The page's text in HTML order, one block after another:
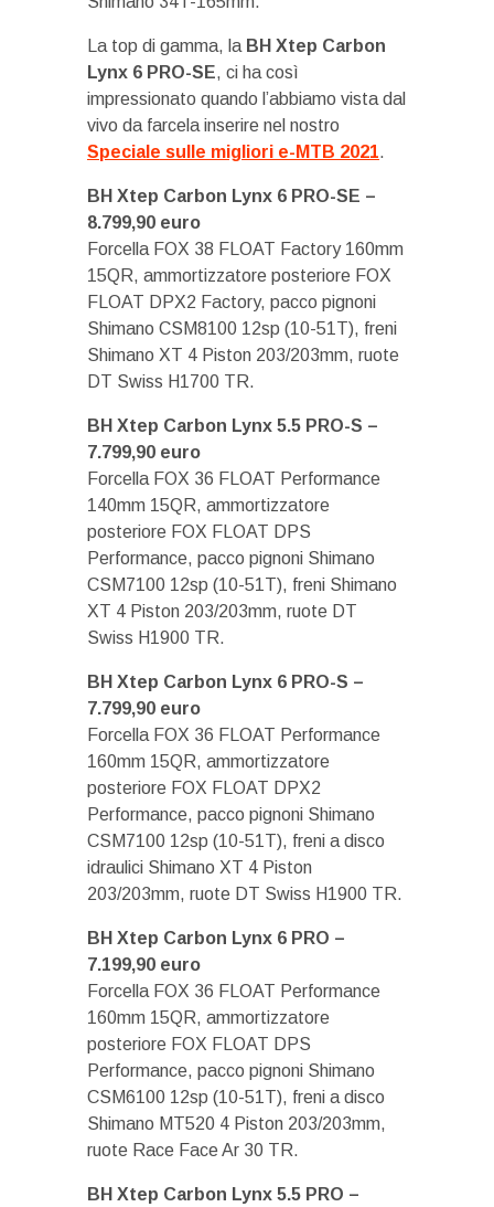
La top di gamma, la BH Xtep Carbon
Lynx 6 PRO-SE, ci ha così
impressionato quando l’abbiamo vista dal
vivo da farcela inserire nel nostro
Speciale sulle migliori e-MTB 2021.
BH Xtep Carbon Lynx 6 PRO-SE –
8.799,90 euro
Forcella FOX 38 FLOAT Factory 160mm
15QR, ammortizzatore posteriore FOX
FLOAT DPX2 Factory, pacco pignoni
Shimano CSM8100 12sp (10-51T), freni
Shimano XT 4 Piston 203/203mm, ruote
DT Swiss H1700 TR.
BH Xtep Carbon Lynx 5.5 PRO-S –
7.799,90 euro
Forcella FOX 36 FLOAT Performance
140mm 15QR, ammortizzatore
posteriore FOX FLOAT DPS
Performance, pacco pignoni Shimano
CSM7100 12sp (10-51T), freni Shimano
XT 4 Piston 203/203mm, ruote DT
Swiss H1900 TR.
BH Xtep Carbon Lynx 6 PRO-S –
7.799,90 euro
Forcella FOX 36 FLOAT Performance
160mm 15QR, ammortizzatore
posteriore FOX FLOAT DPX2
Performance, pacco pignoni Shimano
CSM7100 12sp (10-51T), freni a disco
idraulici Shimano XT 4 Piston
203/203mm, ruote DT Swiss H1900 TR.
BH Xtep Carbon Lynx 6 PRO –
7.199,90 euro
Forcella FOX 36 FLOAT Performance
160mm 15QR, ammortizzatore
posteriore FOX FLOAT DPS
Performance, pacco pignoni Shimano
CSM6100 12sp (10-51T), freni a disco
Shimano MT520 4 Piston 203/203mm,
ruote Race Face Ar 30 TR.
BH Xtep Carbon Lynx 5.5 PRO –